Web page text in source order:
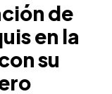
de
en la
su